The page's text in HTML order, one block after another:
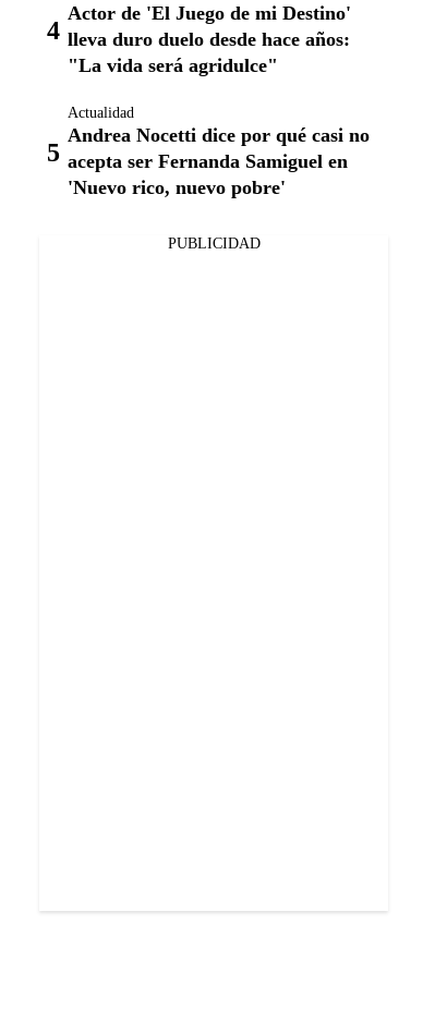
Actor de 'El Juego de mi Destino'
lleva duro duelo desde hace años:
"La vida será agridulce"
Actualidad
Andrea Nocetti dice por qué casi no
acepta ser Fernanda Samiguel en
'Nuevo rico, nuevo pobre'
PUBLICIDAD